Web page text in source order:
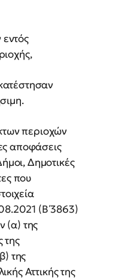
περιοχών
αποφάσεις
Δημοτικές
που
(Β΄3863)
(α) της
της
της
Αττικής της